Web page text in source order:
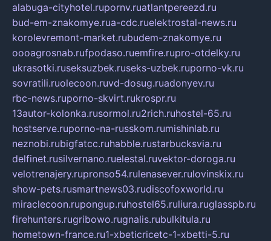
alabuga-cityhotel.rupornv.ruatlantpereezd.ru
bud-em-znakomye.rua-cdc.ruelektrostal-news.ru
korolevremont-market.rubudem-znakomye.ru
oooagrosnab.rufpodaso.ruemfire.rupro-otdelky.ru
ukrasotki.ruseksuzbek.ruseks-uzbek.ruporno-vk.ru
sovratili.ruolecoon.ruvd-dosug.ruadonyev.ru
rbc-news.ruporno-skvirt.rukrospr.ru
13autor-kolonka.rusormol.ru2rich.ruhostel-65.ru
hostserve.ruporno-na-russkom.rumishinlab.ru
neznobi.rubigfatcc.ruhabble.rustarbucksvia.ru
delfinet.rusilvernano.ruelestal.ruvektor-doroga.ru
velotrenajery.rupronso54.rulenasever.rulovinskix.ru
show-pets.rusmartnews03.rudiscofoxworld.ru
miraclecoon.rupongup.ruhostel65.ruliura.ruglasspb.ru
firehunters.rugribowo.rugnalis.rubulkitula.ru
hometown-france.ru1-xbeticricetc-1-xbetti-5.ru